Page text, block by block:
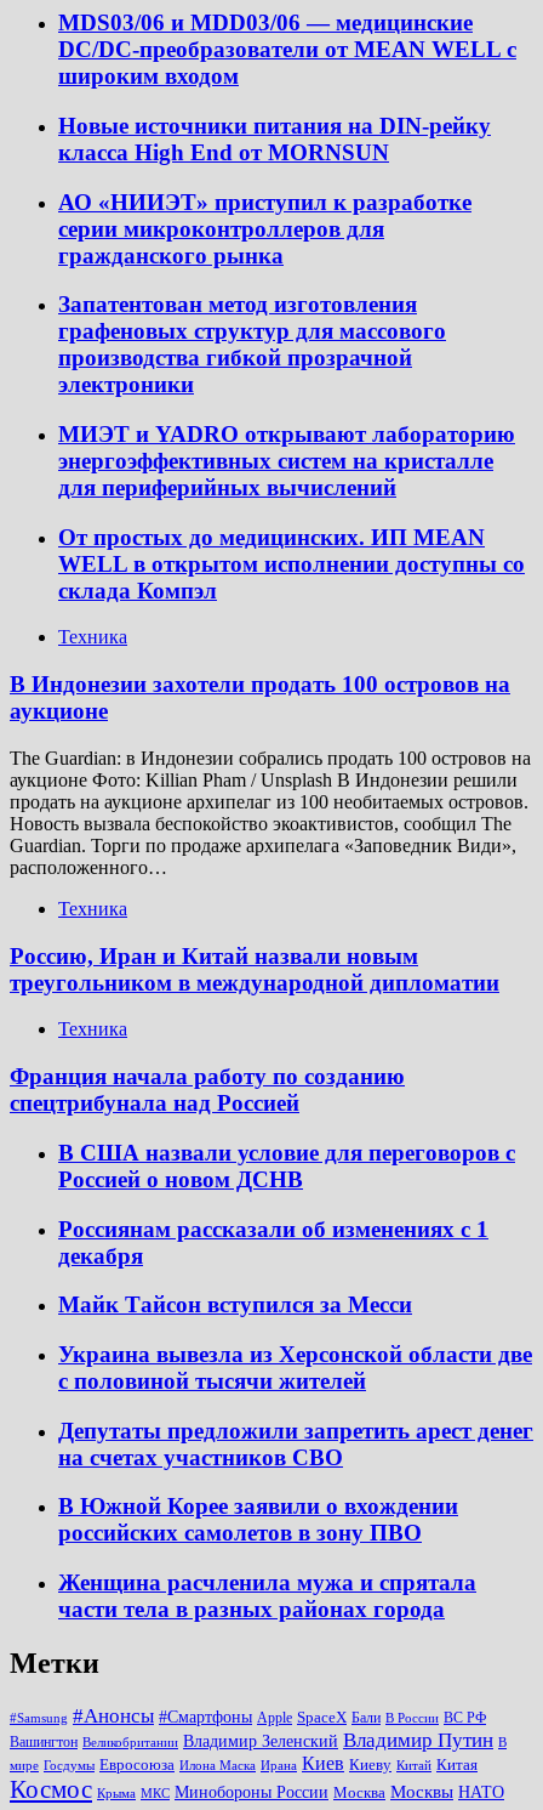
MDS03/06 и MDD03/06 — медицинские
DC/DC-преобразователи от MEAN WELL с
широким входом
Новые источники питания на DIN-рейку
класса High End от MORNSUN
АО «НИИЭТ» приступил к разработке
серии микроконтроллеров для
гражданского рынка
Запатентован метод изготовления
графеновых структур для массового
производства гибкой прозрачной
электроники
МИЭТ и YADRO открывают лабораторию
энергоэффективных систем на кристалле
для периферийных вычислений
От простых до медицинских. ИП MEAN
WELL в открытом исполнении доступны со
склада Компэл
Техника
В Индонезии захотели продать 100 островов на
аукционе
The Guardian: в Индонезии собрались продать 100 островов на
аукционе Фото: Killian Pham / Unsplash В Индонезии решили
продать на аукционе архипелаг из 100 необитаемых островов.
Новость вызвала беспокойство экоактивистов, сообщил The
Guardian. Торги по продаже архипелага «Заповедник Види»,
расположенного…
Техника
Россию, Иран и Китай назвали новым
треугольником в международной дипломатии
Техника
Франция начала работу по созданию
спецтрибунала над Россией
В США назвали условие для переговоров с
Россией о новом ДСНВ
Россиянам рассказали об изменениях с 1
декабря
Майк Тайсон вступился за Месси
Украина вывезла из Херсонской области две
с половиной тысячи жителей
Депутаты предложили запретить арест денег
на счетах участников СВО
В Южной Корее заявили о вхождении
российских самолетов в зону ПВО
Женщина расчленила мужа и спрятала
части тела в разных районах города
Метки
#Samsung #Анонсы #Смартфоны Apple SpaceX Бали В России ВС РФ
Вашингтон Великобритании Владимир Зеленский Владимир Путин В
мире Госдумы Евросоюза Илона Маска Ирана Киев Киеву Китай Китая
Космос Крыма МКС Минобороны России Москва Москвы НАТО